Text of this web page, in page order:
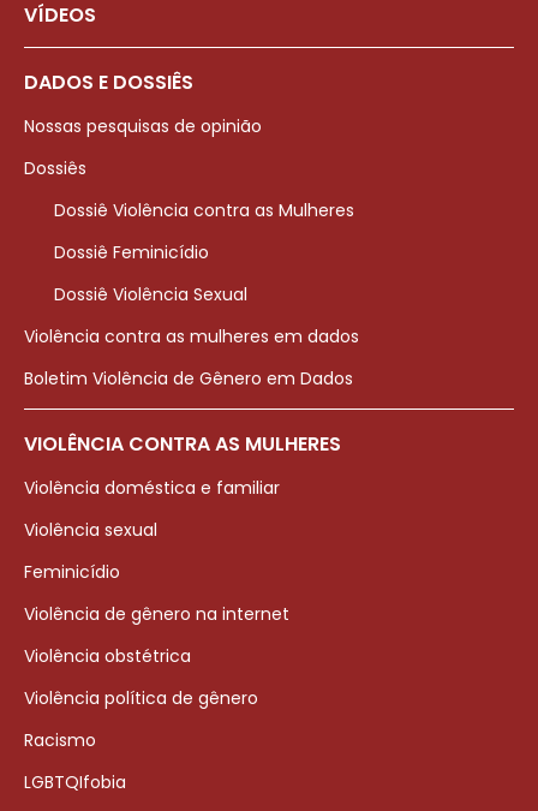
VÍDEOS
DADOS E DOSSIÊS
Nossas pesquisas de opinião
Dossiês
Dossiê Violência contra as Mulheres
Dossiê Feminicídio
Dossiê Violência Sexual
Violência contra as mulheres em dados
Boletim Violência de Gênero em Dados
VIOLÊNCIA CONTRA AS MULHERES
Violência doméstica e familiar
Violência sexual
Feminicídio
Violência de gênero na internet
Violência obstétrica
Violência política de gênero
Racismo
LGBTQIfobia